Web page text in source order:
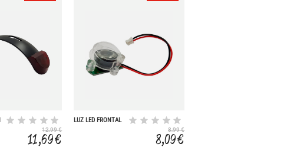
12,99 €
11,69 €
LUZ LED FRONTAL
8,99 €
8,09 €